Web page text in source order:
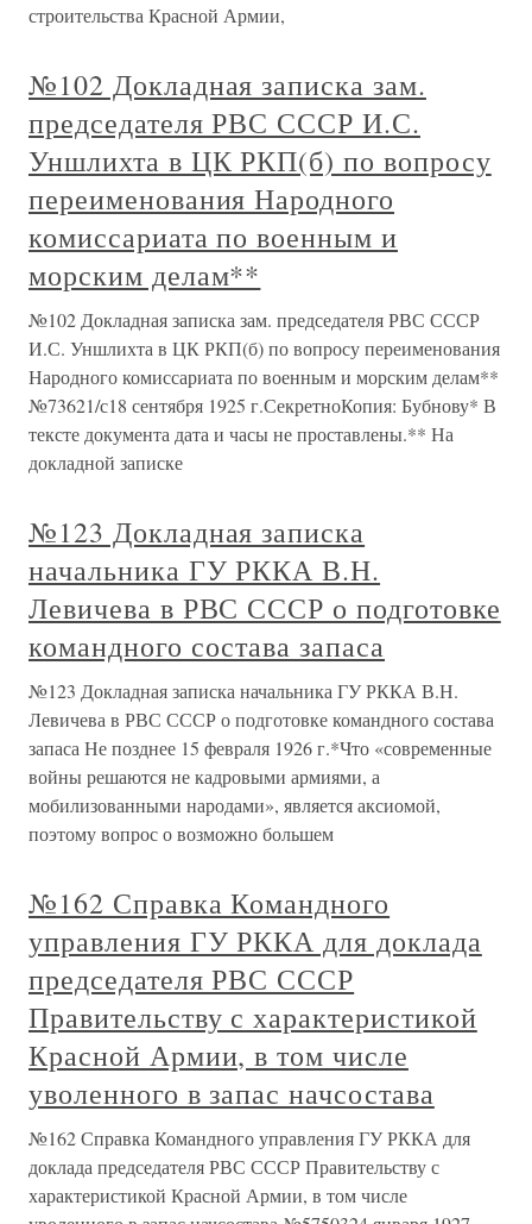
строительства Красной Армии,
№102 Докладная записка зам.
председателя РВС СССР И.С.
Уншлихта в ЦК РКП(б) по вопросу
переименования Народного
комиссариата по военным и
морским делам**
№102 Докладная записка зам. председателя РВС СССР
И.С. Уншлихта в ЦК РКП(б) по вопросу переименования
Народного комиссариата по военным и морским делам**
№73621/с18 сентября 1925 г.СекретноКопия: Бубнову* В
тексте документа дата и часы не проставлены.** На
докладной записке
№123 Докладная записка
начальника ГУ РККА В.Н.
Левичева в РВС СССР о подготовке
командного состава запаса
№123 Докладная записка начальника ГУ РККА В.Н.
Левичева в РВС СССР о подготовке командного состава
запаса Не позднее 15 февраля 1926 г.*Что «современные
войны решаются не кадровыми армиями, а
мобилизованными народами», является аксиомой,
поэтому вопрос о возможно большем
№162 Справка Командного
управления ГУ РККА для доклада
председателя РВС СССР
Правительству с характеристикой
Красной Армии, в том числе
уволенного в запас начсостава
№162 Справка Командного управления ГУ РККА для
доклада председателя РВС СССР Правительству с
характеристикой Красной Армии, в том числе